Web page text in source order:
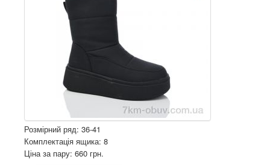
Розмірний ряд: 36-41
Комплектація ящика: 8
Ціна за пару: 660 грн.